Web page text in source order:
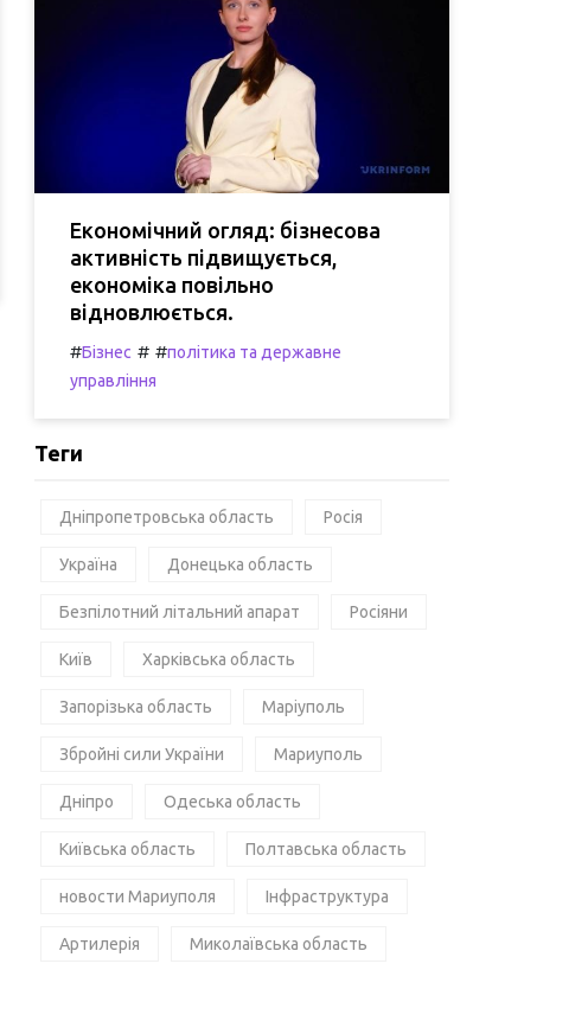
Економічний огляд: бізнесова
активність підвищується,
економіка повільно
відновлюється.
#Бізнес # #політика та державне
управління
Теги
Дніпропетровська область Росія
Україна Донецька область
Безпілотний літальний апарат Росіяни
Київ Харківська область
Запорізька область Маріуполь
Збройні сили України Мариуполь
Дніпро Одеська область
Київська область Полтавська область
новости Мариуполя Інфраструктура
Артилерія Миколаївська область